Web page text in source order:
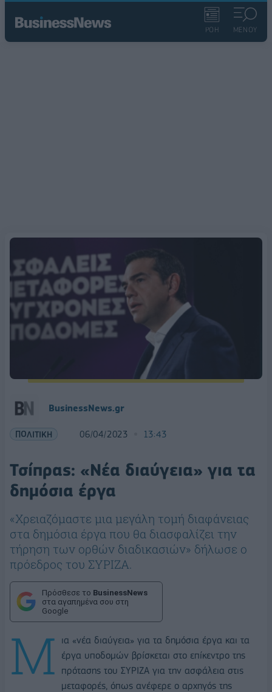
ΡΟΗ ΜΕΝΟΥ
BusinessNews.gr
ΠΟΛΙΤΙΚΗ 06/04/2023 13:43
Τσίπρας: «Νέα διαύγεια» για τα
δημόσια έργα
«Χρειαζόμαστε μια μεγάλη τομή διαφάνειας
στα δημόσια έργα που θα διασφαλίζει την
τήρηση των ορθών διαδικασιών» δήλωσε ο
πρόεδρος του ΣΥΡΙΖΑ.
Πρόσθεσε το BusinessNews
στα αγαπημένα σου στη
Google
Μ
ια «νέα διαύγεια» για τα δημόσια έργα και τα
έργα υποδομών βρίσκεται στο επίκεντρο της
πρότασης του ΣΥΡΙΖΑ για την ασφάλεια στις
μεταφορές, όπως ανέφερε ο αρχηγός της